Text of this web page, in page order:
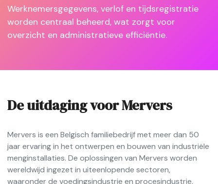
Werknemersgegevens, verlof en tijdsregistratie
worden centraal beheerd, wat zorgt voor
overzicht en administratieve efficiëntie.
De uitdaging voor Mervers
Mervers is een Belgisch familiebedrijf met meer dan 50
jaar ervaring in het ontwerpen en bouwen van industriële
menginstallaties. De oplossingen van Mervers worden
wereldwijd ingezet in uiteenlopende sectoren,
waaronder de voedingsindustrie en procesindustrie,